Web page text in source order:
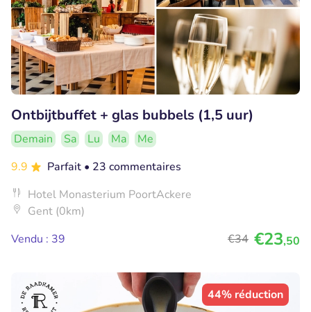
Ontbijtbuffet + glas bubbels (1,5 uur)
Demain Sa Lu Ma
Me
9.9
Parfait • 23 commentaires
Hotel Monasterium PoortAckere
Gent (0km)
Vendu : 39
€34 €23,50
44% réduction